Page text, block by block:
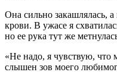
Она сильно закашлялась,
крови. В ужасе я
но ее рука тут же
«Не надо, я чувствую,
слышен зов моего